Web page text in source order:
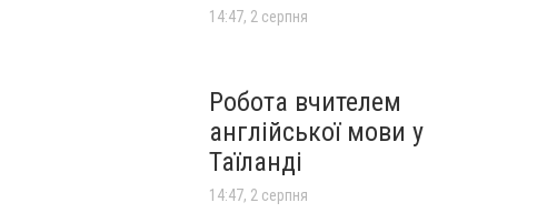
14:47, 2 серпня
Робота вчителем
англійської мови у
Таїланді
14:47, 2 серпня